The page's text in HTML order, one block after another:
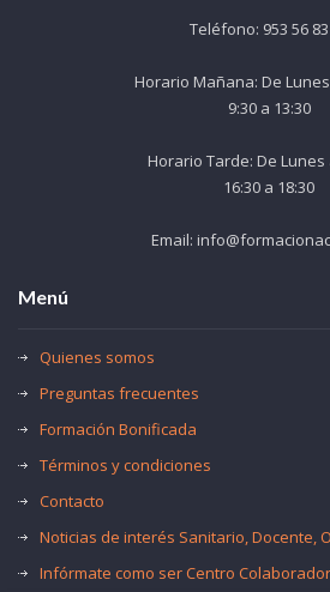
Teléfono: 953 56
Horario Mañana: De
9:30 a 13:30
Horario Tarde: De Lunes
16:30 a 18:30
Email:
Menú
Quienes somos
Preguntas frecuentes
Formación Bonificada
Términos y condiciones
Contacto
Noticias de interés Sanitario, Docente,
Infórmate como ser Centro Colaborador